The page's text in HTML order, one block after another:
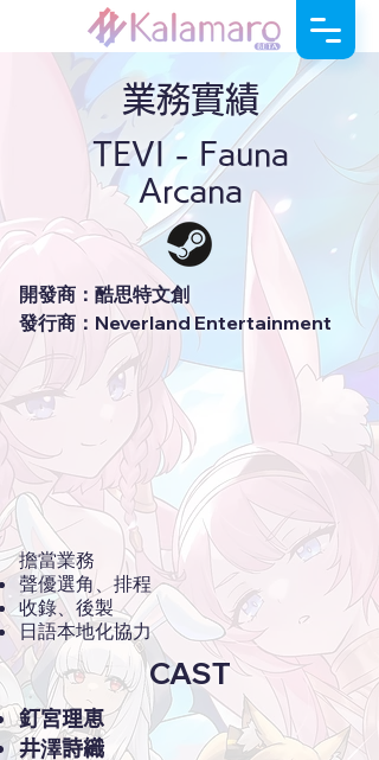
​業務實績
TEVI - Fauna
Arcana
開發商：酷思特文創
發行商：Neverland Entertainment
擔當業務
聲優選角、排程
收錄、後製
日語本地化協力
CAST
釘宮理恵
井澤詩織